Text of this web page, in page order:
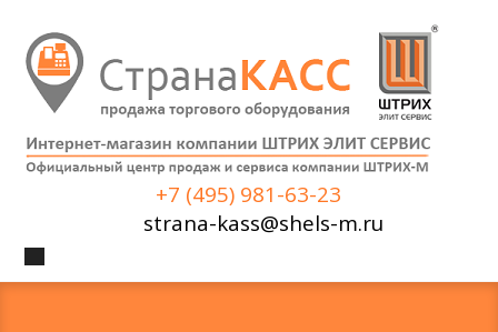
+7 (495) 981-63-23
strana-kass@shels-m.ru